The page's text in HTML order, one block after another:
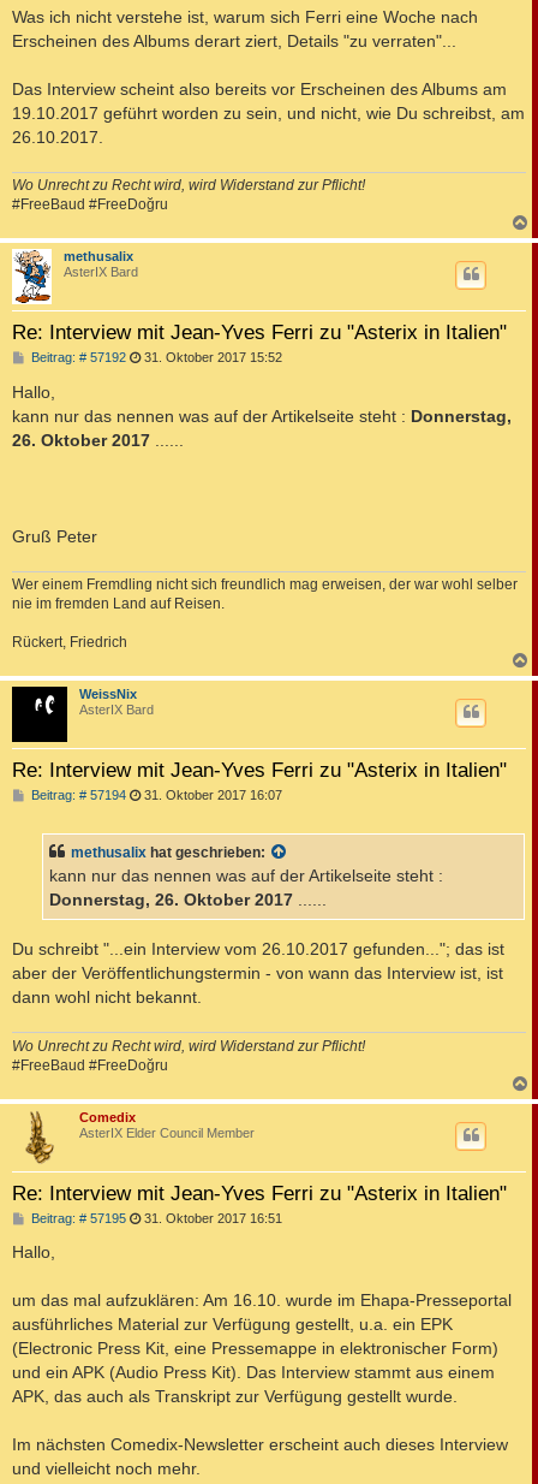
i
t
r
Was ich nicht verstehe ist, warum sich Ferri eine Woche nach
Erscheinen des Albums derart ziert, Details "zu verraten"...
Das Interview scheint also bereits vor Erscheinen des Albums am
19.10.2017 geführt worden zu sein, und nicht, wie Du schreibst, am
26.10.2017.
Wo Unrecht zu Recht wird, wird Widerstand zur Pflicht!
#FreeBaud #FreeDoğru
a
methusalix
AsterIX Bard
Re: Interview mit Jean-Yves Ferri zu "Asterix in Italien"
Beitrag: # 57192B
r
a
g
31. Oktober 2017 15:52
Hallo,
kann nur das nennen was auf der Artikelseite steht : Donnerstag,
26. Oktober 2017
Gruß Peter
Wer einem Fremdling nicht sich freundlich mag erweisen, der war wohl selber
nie im fremden Land auf Reisen.
Rückert, Friedrich
a
WeissNix
AsterIX Bard
Re: Interview mit Jean-Yves Ferri zu "Asterix in Italien"
Beitrag: # 57194B
r
a
31. Oktober 2017 16:07
methusalix hat geschrieben:
kann nur das nennen was auf der Artikelseite steht :
Donnerstag, 26. Oktober 2017 ......
Du schreibt "...ein Interview vom 26.10.2017 gefunden..."; das ist
aber der Veröffentlichungstermin - von wann das Interview ist, ist
dann wohl nicht bekannt.
Wo Unrecht zu Recht wird, wird Widerstand zur Pflicht!
#FreeBaud #FreeDoğru
a
Comedix
AsterIX Elder Council Member
Re: Interview mit Jean-Yves Ferri zu "Asterix in Italien"
Beitrag: # 57195B
a
g
31. Oktober 2017 16:51
Hallo,
um das mal aufzuklären: Am 16.10. wurde im Ehapa-Presseportal
ausführliches Material zur Verfügung gestellt, u.a. ein EPK
(Electronic Press Kit, eine Pressemappe in elektronischer Form)
und ein APK (Audio Press Kit). Das Interview stammt aus einem
APK, das auch als Transkript zur Verfügung gestellt wurde.
Im nächsten Comedix-Newsletter erscheint auch dieses Interview
und vielleicht noch mehr.